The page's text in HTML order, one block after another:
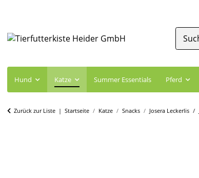
Hund Katze Summer Essentials Pferd
Zurück zur Liste Startseite Katze Snacks Josera Leckerlis